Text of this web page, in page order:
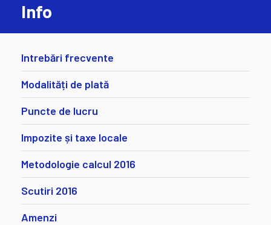
Info
Intrebări frecvente
Modalități de plată
Puncte de lucru
Impozite și taxe locale
Metodologie calcul 2016
Scutiri 2016
Amenzi